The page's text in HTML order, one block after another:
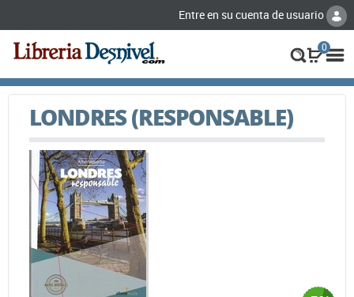
Entre en su cuenta de usuario
0
LONDRES (RESPONSABLE)